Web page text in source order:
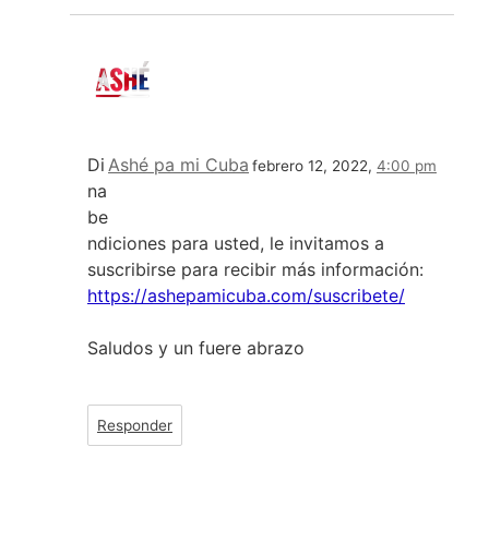
Ashé pa mi Cuba febrero 12, 2022, 4:00 pm
Di
na
be
ndiciones para usted, le invitamos a
suscribirse para recibir más información:
https://ashepamicuba.com/suscribete/
Saludos y un fuere abrazo
Responder